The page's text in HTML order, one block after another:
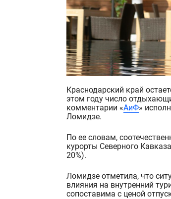
Краснодарский край
этом году число
комментарии «АиФ»
Ломидзе.
По ее словам,
курорты Северного
20%).
Ломидзе отметила, что
влияния на внутренний
сопоставима с ценой